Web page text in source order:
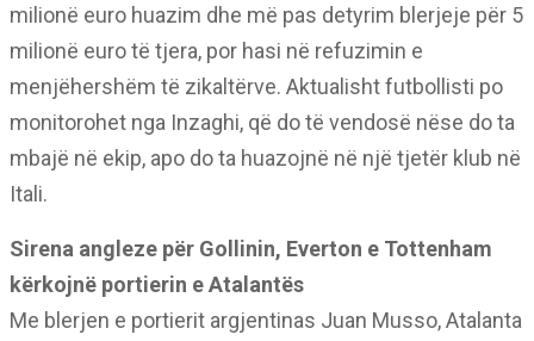
milionë euro huazim dhe më pas detyrim blerjeje për 5
milionë euro të tjera, por hasi në refuzimin e
menjëhershëm të zikaltërve. Aktualisht futbollisti po
monitorohet nga Inzaghi, që do të vendosë nëse do ta
mbajë në ekip, apo do ta huazojnë në një tjetër klub në
Itali.
Sirena angleze për Gollinin, Everton e Tottenham
kërkojnë portierin e Atalantës
Me blerjen e portierit argjentinas Juan Musso, Atalanta